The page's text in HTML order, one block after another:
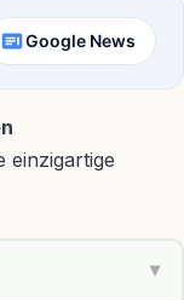
Google News
einzigartige
▶